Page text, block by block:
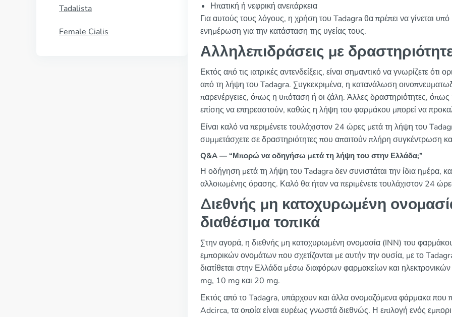
Tadalista
Female Cialis
Ηπατική ή νεφρική ανεπάρκεια
Για αυτούς τους λόγους, η χρήση του Tadagra θα πρέπει να γίνεται
ενημέρωση για την κατάσταση της υγείας τους.
Αλληλεπιδράσεις με
Εκτός από τις ιατρικές αντενδείξεις, είναι σημαντικό να γνωρίζετε
από τη λήψη του Tadagra. Συγκεκριμένα, η κατανάλωση
παρενέργειες, όπως η υπόταση ή οι ζάλη. Άλλες δραστηριότητες,
επίσης να επηρεαστούν, καθώς η λήψη του φαρμάκου μπορεί να
Είναι καλό να περιμένετε τουλάχιστον 24 ώρες μετά τη λήψη του
συμμετάσχετε σε δραστηριότητες που απαιτούν πλήρη συγκέντρωση
Q&A — “Μπορώ να οδηγήσω μετά τη λήψη του στην Ελλάδα;”
Η οδήγηση μετά τη λήψη του Tadagra δεν συνιστάται την ίδια ημέρα,
αλλοιωμένης όρασης. Καλό θα ήταν να περιμένετε τουλάχιστον 24
Διεθνής μη κατοχυρωμένη
διαθέσιμα τοπικά
Στην αγορά, η διεθνής μη κατοχυρωμένη ονομασία (INN) του
εμπορικών ονομάτων που σχετίζονται με αυτήν την ουσία, με το
διατίθεται στην Ελλάδα μέσω διαφόρων φαρμακείων και
mg, 10 mg και 20 mg.
Εκτός από το Tadagra, υπάρχουν και άλλα ονομαζόμενα φάρμακα που
Adcirca, τα οποία είναι ευρέως γνωστά διεθνώς. Η επιλογή ενός